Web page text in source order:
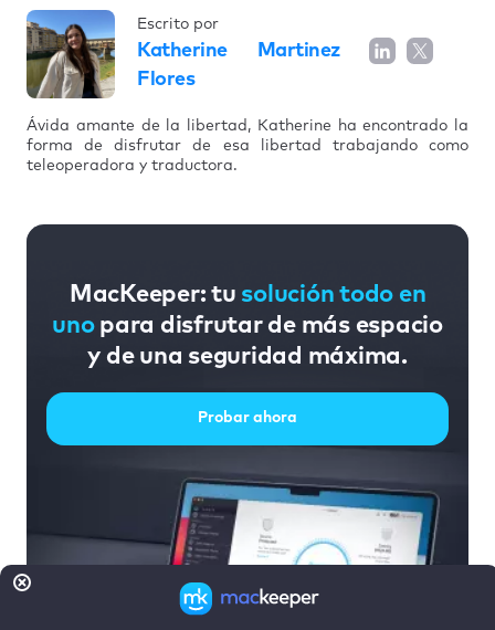
Escrito por
Katherine Martinez
Flores
Ávida amante de la libertad, Katherine ha encontrado la
forma de disfrutar de esa libertad trabajando como
teleoperadora y traductora.
MacKeeper: tu solución todo en
unopara disfrutar de más espacio
y de una seguridad máxima.
Probar ahora